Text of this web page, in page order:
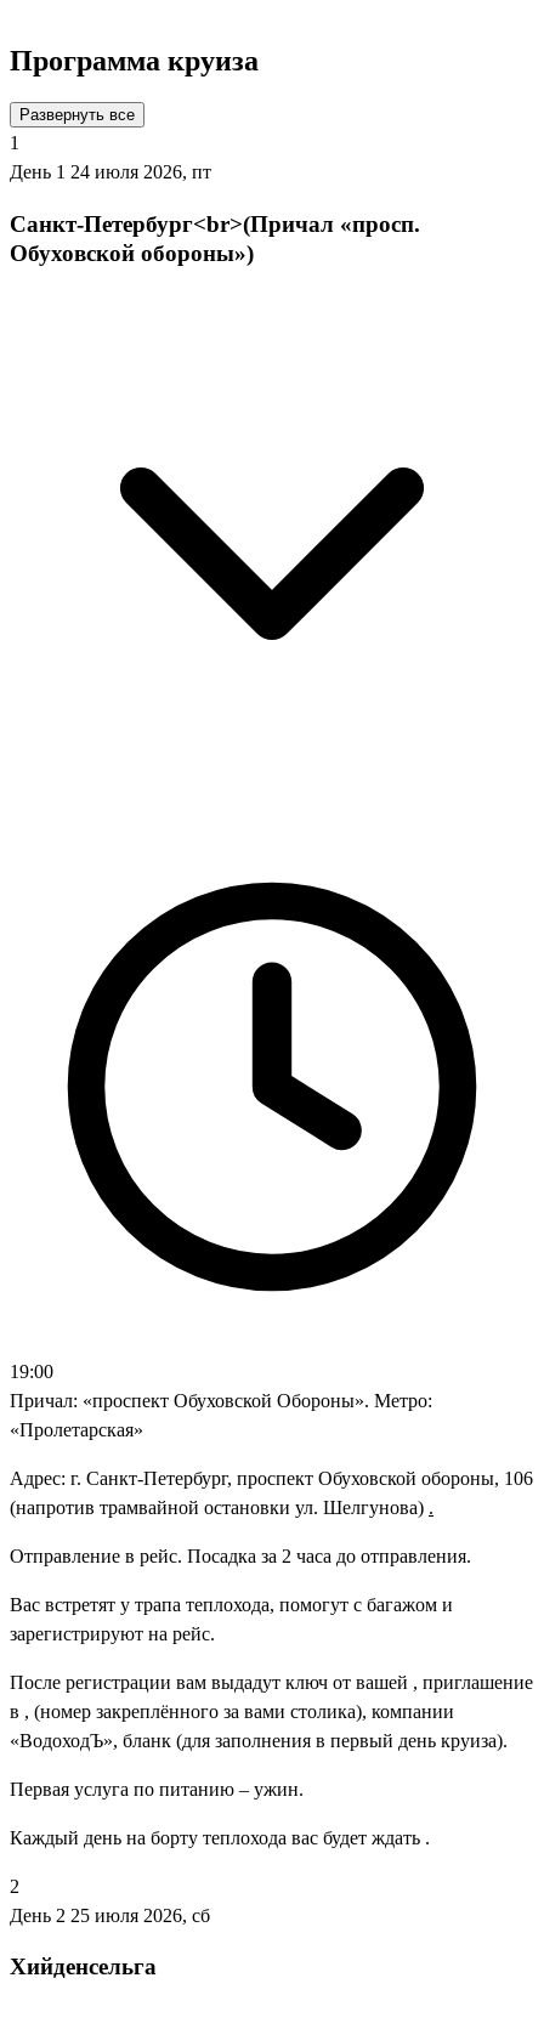
Программа круиза
Развернуть все
1
День 1 24 июля 2026, пт
Санкт-Петербург<br>(Причал «просп.
Обуховской обороны»)
19:00
Причал: «проспект Обуховской Обороны». Метро:
«Пролетарская»
Адрес: г. Санкт-Петербург, проспект Обуховской обороны, 106
(напротив трамвайной остановки ул. Шелгунова) .
Отправление в рейс. Посадка за 2 часа до отправления.
Вас встретят у трапа теплохода, помогут с багажом и
зарегистрируют на рейс.
После регистрации вам выдадут ключ от вашей , приглашение
в , (номер закреплённого за вами столика), компании
«ВодоходЪ», бланк (для заполнения в первый день круиза).
Первая услуга по питанию – ужин.
Каждый день на борту теплохода вас будет ждать .
2
День 2 25 июля 2026, сб
Хийденсельга